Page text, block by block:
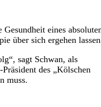
eines
über sich ergehen
sagt Schwan, als
des „Kölschen
muss.